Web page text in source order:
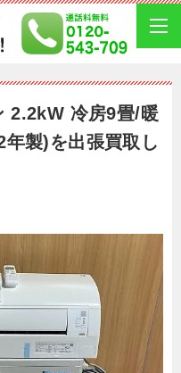
2.2kW 冷房9畳/暖
製)を出張買取し